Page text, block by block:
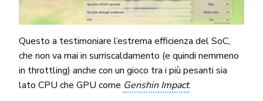
Questo a testimoniare l’estrema efficienza del SoC,
che non va mai in surriscaldamento (e quindi nemmeno
in throttling) anche con un gioco tra i più pesanti sia
lato CPU che GPU come Genshin Impact.